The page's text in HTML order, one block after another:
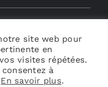
site web pour
en
visites répétées.
à
En savoir plus.